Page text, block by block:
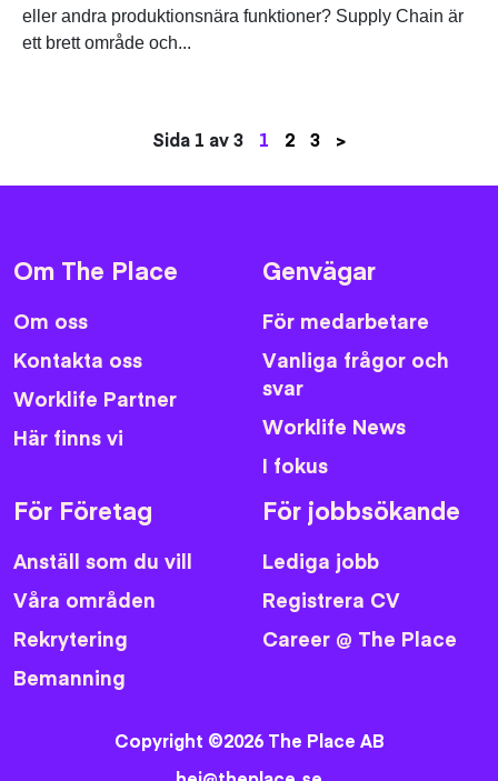
eller andra produktionsnära funktioner? Supply Chain är
ett brett område och...
Sida 1 av 3 1 2 3 >
Om The Place
Om oss
Kontakta oss
Worklife Partner
Här finns vi
Genvägar
För medarbetare
Vanliga frågor och
svar
Worklife News
I fokus
För Företag
Anställ som du vill
Våra områden
Rekrytering
Bemanning
För jobbsökande
Lediga jobb
Registrera CV
Career @ The Place
Copyright ©2026 The Place AB